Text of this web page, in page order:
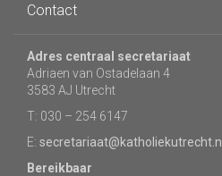
Contact
Adres centraal secretariaat
Adriaen van Ostadelaan 4
3583 AJ Utrecht
T: 030 – 254 6147
E: secretariaat@katholiekutrecht.nl
Bereikbaar